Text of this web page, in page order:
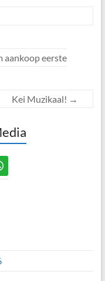
aankoop eerste
Kei Muzikaal! →